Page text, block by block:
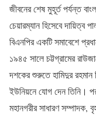
জীবনের শেষ মুহূর্ত পর্যন্ত
চেয়ারম্যান হিসেবে দায়িত্ব
বিএনপির একটি সমাবেশে
১৯৪৫ সালে চট্টগ্রামের
দশকের শুরুতে হামিদুর রহমান
ইউনিয়নে যোগ দেন তিনি।
মহানগরীর সাধারণ সম্পাদক,